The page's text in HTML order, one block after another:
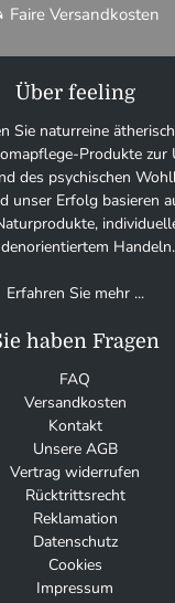
Faire Versandkosten
Über feeling
Sie naturreine
Produkte zur
des psychischen
unser Erfolg basieren
Handeln.
Erfahren Sie mehr ...
haben Fragen
FAQ
Versandkosten
Kontakt
Unsere AGB
Vertrag widerrufen
Rücktrittsrecht
Reklamation
Datenschutz
Cookies
Impressum